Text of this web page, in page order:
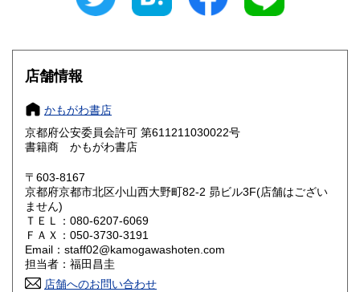
大阪府
奈良県
鳥取県 300円 島根県
岡山県
山口県
香川県
高知県 300円
店舗情報
かもがわ書店
京都府公安委員会許可 第611211030022号
書籍商 かもがわ書店
〒603-8167
京都府京都市北区小山西大野町82-2 昴ビル3F(店舗はござい
ません)
ＴＥＬ：080-6207-6069
ＦＡＸ：050-3730-3191
Email：staff02@kamogawashoten.com
担当者：福田昌圭
店舗へのお問い合わせ